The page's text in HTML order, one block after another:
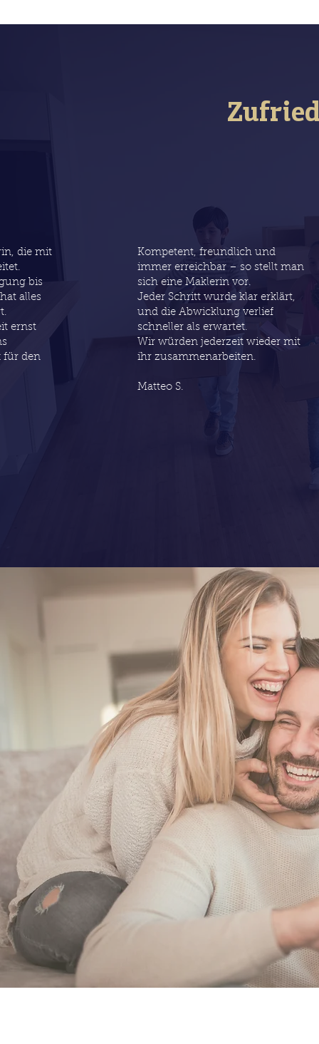
die mit
bis
alles
ernst
für den
Kompetent, freundlich und
immer erreichbar – so stellt man
sich eine Maklerin vor.
Jeder Schritt wurde klar erklärt,
und die Abwicklung verlief
schneller als erwartet.
Wir würden jederzeit wieder mit
ihr zusammenarbeiten.
Matteo S.